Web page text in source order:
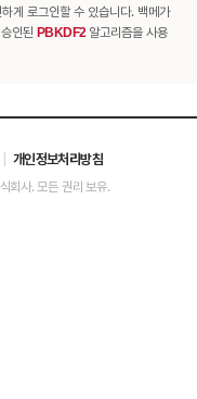
게 로그인할 수 있습니다. 백메가
인된 PBKDF2알고리즘을 사용
개인정보처리방침
사. 모든 권리 보유.